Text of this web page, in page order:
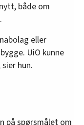
både om
eller
UiO kunne
hun.
på spørsmålet om